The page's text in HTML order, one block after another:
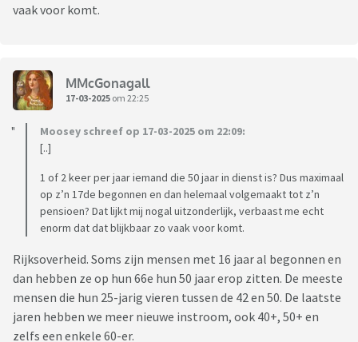
vaak voor komt.
MMcGonagall
17-03-2025 om 22:25
Moosey schreef op 17-03-2025 om 22:09:
[..]
1 of 2 keer per jaar iemand die 50 jaar in dienst is? Dus maximaal
op z’n 17de begonnen en dan helemaal volgemaakt tot z’n
pensioen? Dat lijkt mij nogal uitzonderlijk, verbaast me echt
enorm dat dat blijkbaar zo vaak voor komt.
Rijksoverheid. Soms zijn mensen met 16 jaar al begonnen en
dan hebben ze op hun 66e hun 50 jaar erop zitten. De meeste
mensen die hun 25-jarig vieren tussen de 42 en 50. De laatste
jaren hebben we meer nieuwe instroom, ook 40+, 50+ en
zelfs een enkele 60-er.